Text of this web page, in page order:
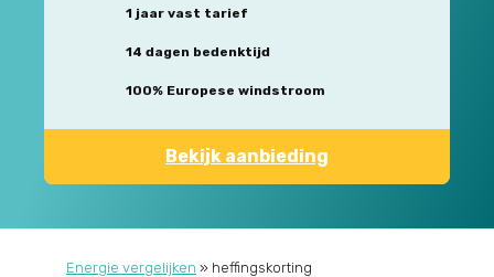
1 jaar vast tarief
14 dagen bedenktijd
100% Europese windstroom
Bekijk aanbieding
Energie vergelijken » heffingskorting